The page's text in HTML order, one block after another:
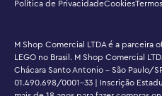
Política de PrivacidadeCookies
M Shop Comercial LTDA é a
LEGO no Brasil. M Shop Comercial
Chácara Santo Antonio - São Paulo/
01.490.698/0001-33 | Inscrição